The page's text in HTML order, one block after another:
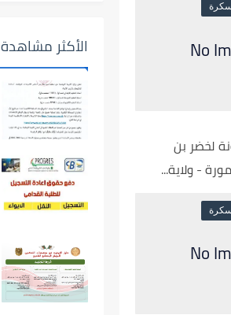
لخضر بن
- ولاية...
الأكثر مشاهدة